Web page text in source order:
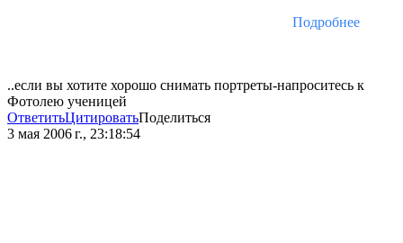
Подробнее
..если вы хотите хорошо снимать портреты-напроситесь к
Фотолею ученицей
ОтветитьЦитироватьПоделиться
3 мая 2006 г., 23:18:54